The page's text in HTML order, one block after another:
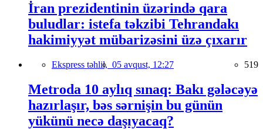
İran prezidentinin üzərində qara
buludlar: istefa təkzibi Tehrandakı
hakimiyyət mübarizəsini üzə çıxarır
Ekspress təhlil, 05 avqust, 12:27 519
Metroda 10 aylıq sınaq: Bakı gələcəyə
hazırlaşır, bəs sərnişin bu günün
yükünü necə daşıyacaq?